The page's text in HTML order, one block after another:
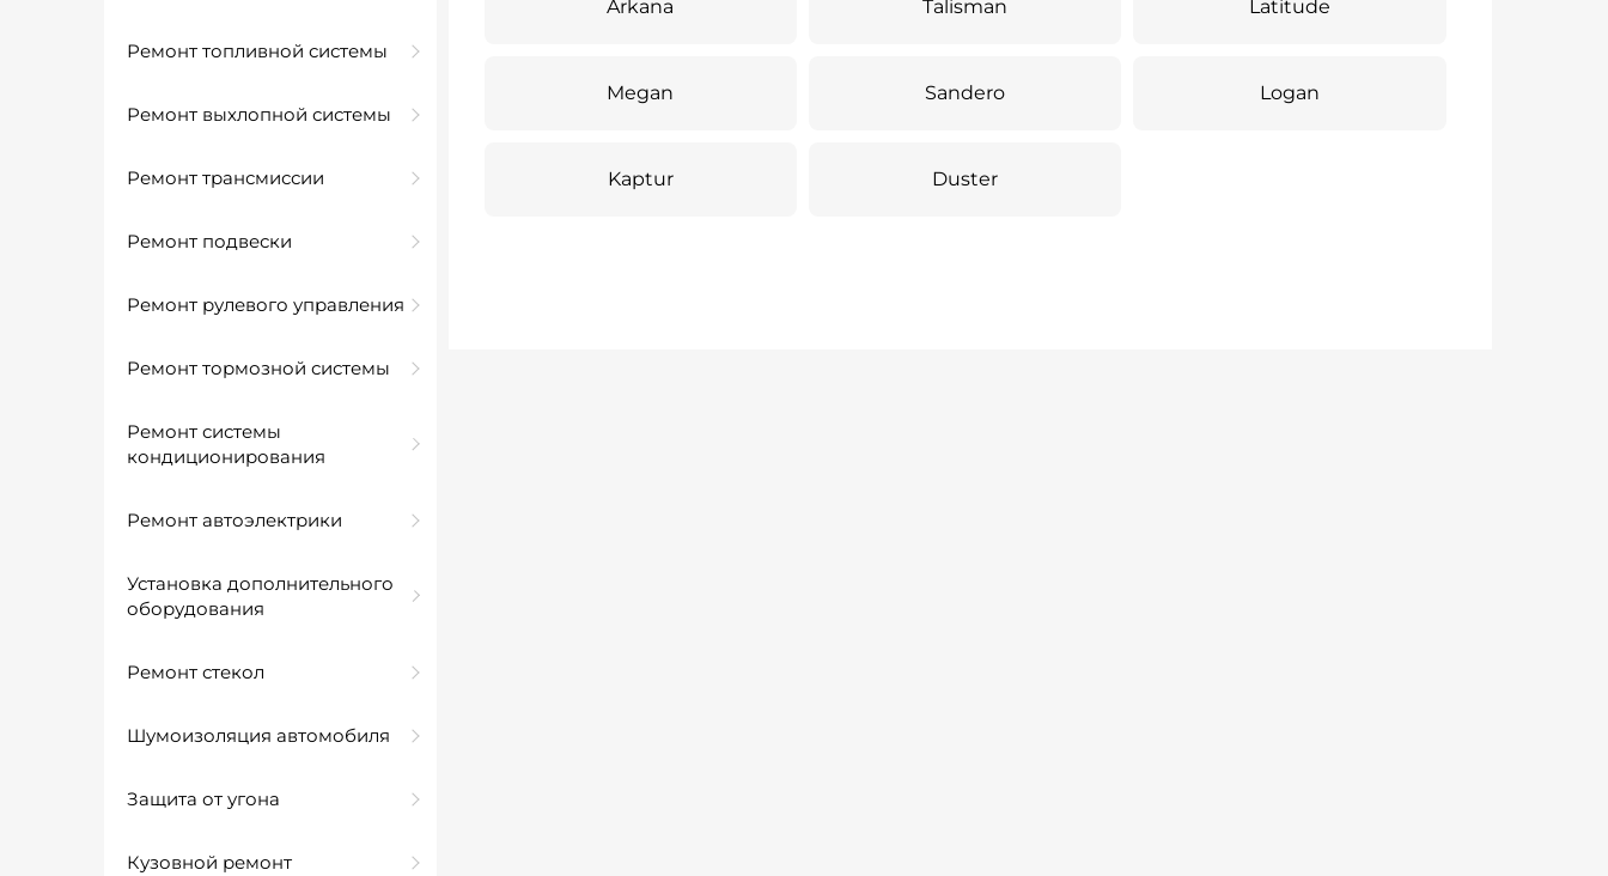
Ремонт топливной системы
Ремонт выхлопной системы
Ремонт трансмиссии
Ремонт подвески
Ремонт рулевого управления
Ремонт тормозной системы
Ремонт системы
кондиционирования
Ремонт автоэлектрики
Установка дополнительного
оборудования
Ремонт стекол
Шумоизоляция автомобиля
Защита от угона
Кузовной ремонт
Arkana Talisman Latitude
Megan Sandero Logan
Kaptur Duster